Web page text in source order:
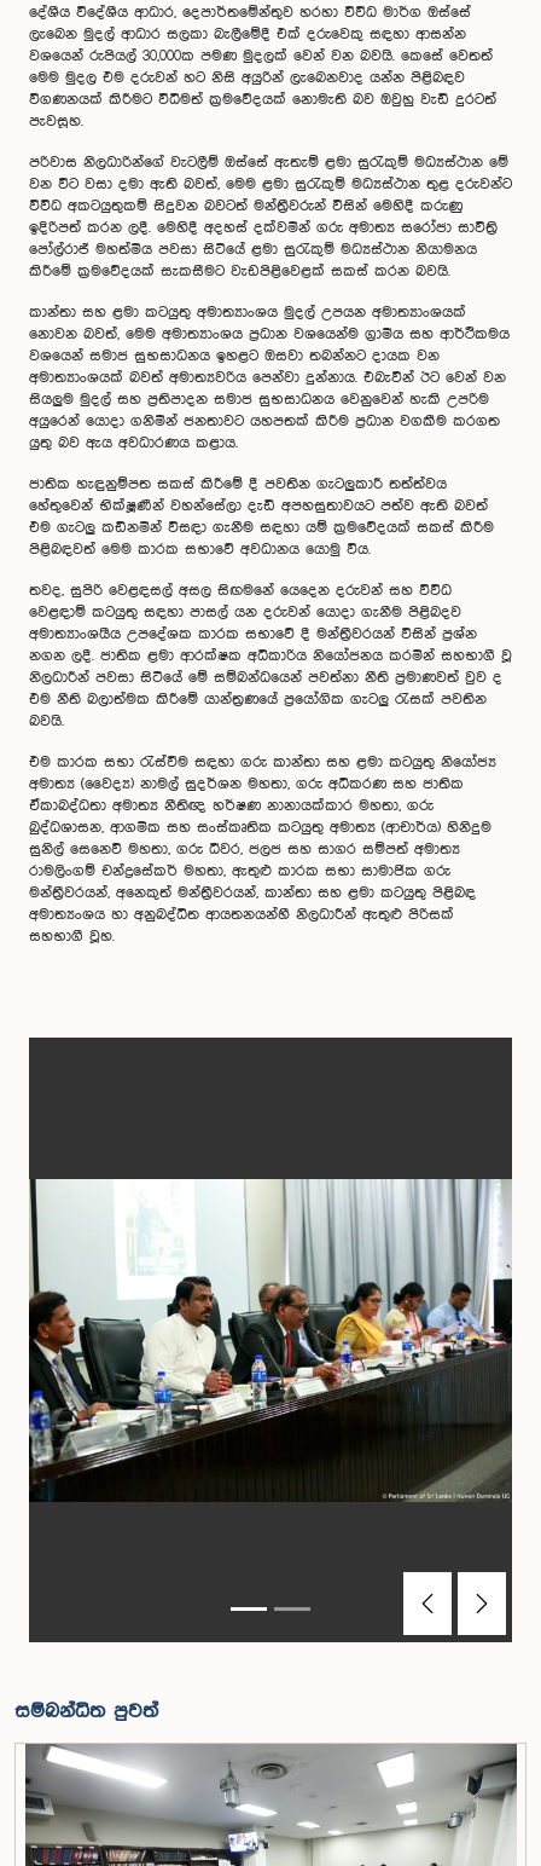
දේශීය විදේශීය ආධාර, දෙපාර්තමේන්තුව හරහා විවිධ මාර්ග ඔස්සේ
ලැබෙන මුදල් ආධාර සලකා බැලීමේදී එක් දරුවෙකු සඳහා ආසන්න
වශයෙන් රුපියල් 30,000ක පමණ මුදලක් වෙන් වන බවයි. කෙසේ වෙතත්
මෙම මුදල එම දරුවන් හට නිසි අයුරින් ලැබෙනවාද යන්න පිළිබඳව
විගණනයක් කිරීමට විධිමත් ක්‍රමවේදයක් නොමැති බව ඔවුහු වැඩි දුරටත්
පැවසූහ.
පරිවාස නිලධාරින්ගේ වැටලීම් ඔස්සේ ඇතැම් ළමා සුරැකුම් මධ්‍යස්ථාන මේ
වන විට වසා දමා ඇති බවත්, මෙම ළමා සුරැකුම් මධ්‍යස්ථාන තුළ දරුවන්ට
විවිධ අකටයුතුකම් සිදුවන බවටත් මන්ත්‍රීවරුන් විසින් මෙහිදී කරුණු
ඉදිරිපත් කරන ලදී. මෙහිදී අදහස් දක්වමින් ගරු අමාත්‍ය සරෝජා සාවිත්‍රි
පෝල්රාජ් මහත්මිය පවසා සිටියේ ළමා සුරැකුම් මධ්‍යස්ථාන නියාමනය
කිරීමේ ක්‍රමවේදයක් සැකසීමට වැඩපිළිවෙළක් සකස් කරන බවයි.
කාන්තා සහ ළමා කටයුතු අමාත්‍යාංශය මුදල් උපයන අමාත්‍යාංශයක්
නොවන බවත්, මෙම අමාත්‍යාංශය ප්‍රධාන වශයෙන්ම ග්‍රාමීය සහ ආර්ථිකමය
වශයෙන් සමාජ සුභසාධනය ඉහළට ඔසවා තබන්නට දායක වන
අමාත්‍යාංශයක් බවත් අමාත්‍යවරිය පෙන්වා දුන්නාය. එබැවින් ඊට වෙන් වන
සියලුම මුදල් සහ ප්‍රතිපාදන සමාජ සුභසාධනය වෙනුවෙන් හැකි උපරිම
අයුරෙන් යොදා ගනිමින් ජනතාවට යහපතක් කිරීම ප්‍රධාන වගකීම කරගත
යුතු බව ඇය අවධාරණය කළාය.
ජාතික හැඳුනුම්පත සකස් කිරීමේ දී පවතින ගැටලුකාරී තත්ත්වය
හේතුවෙන් භික්ෂූණීන් වහන්සේලා දැඩි අපහසුතාවයට පත්ව ඇති බවත්
එම ගැටලු කඩිනමින් විසඳා ගැනීම සඳහා යම් ක්‍රමවේදයක් සකස් කිරීම
පිළිබඳවත් මෙම කාරක සභාවේ අවධානය යොමු විය.
තවද, සුපිරි වෙළඳසල් අසල සිඟමනේ යෙදෙන දරුවන් සහ විවිධ
වෙළඳාම් කටයුතු සඳහා පාසල් යන දරුවන් යොදා ගැනීම පිළිබදව
අමාත්‍යාංශයීය උපදේශක කාරක සභාවේ දී මන්ත්‍රීවරයන් විසින් ප්‍රශ්න
නගන ලදී. ජාතික ළමා ආරක්ෂක අධිකාරිය නියෝජනය කරමින් සහභාගී වූ
නිලධාරීන් පවසා සිටියේ මේ සම්බන්ධයෙන් පවත්නා නීති ප්‍රමාණවත් වුව ද
එම නීති බලාත්මක කිරීමේ යාන්ත්‍රණයේ ප්‍රයෝගික ගැටලු රැසක් පවතින
බවයි.
එම කාරක සභා රැස්වීම සඳහා ගරු කාන්තා සහ ළමා කටයුතු නියෝජ්‍ය
අමාත්‍ය (වෛද්‍ය) නාමල් සුදර්ශන මහතා, ගරු අධිකරණ සහ ජාතික
ඒකාබද්ධතා අමාත්‍ය නීතිඥ හර්ෂණ නානායක්කාර මහතා, ගරු
බුද්ධශාසන, ආගමික සහ සංස්කෘතික කටයුතු අමාත්‍ය (ආචාර්ය) හිනිදුම
සුනිල් සෙ‍නෙවි මහතා, ගරු ධීවර, ජලජ සහ සාගර සම්පත් අමාත්‍ය
රාමලිංගම් චන්ද්‍රසේකර් මහතා, ඇතුළු කාරක සභා සාමාජික ගරු
මන්ත්‍රීවරයන්, අනෙකුත් මන්ත්‍රීවරයන්, කාන්තා සහ ළමා කටයුතු පිළිබඳ
අමාත්‍යංශය හා අනුබද්ධිත ආයතනයන්හී නිලධාරීන් ඇතුළු පිරිසක්
සහභාගී වූහ.
PreviousNext
සම්බන්ධිත පුවත්